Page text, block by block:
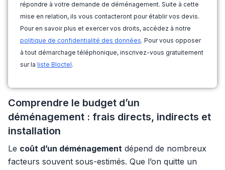
répondre à votre demande de déménagement. Suite à cette
mise en relation, ils vous contacteront pour établir vos devis.
Pour en savoir plus et exercer vos droits, accédez à notre
politique de confidentialité des données. Pour vous opposer
à tout démarchage téléphonique, inscrivez-vous gratuitement
sur la liste Bloctel.
Comprendre le budget d’un
déménagement : frais directs, indirects et
installation
Le coût d’un déménagement dépend de nombreux
facteurs souvent sous-estimés. Que l’on quitte un